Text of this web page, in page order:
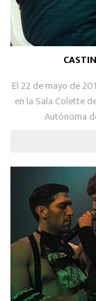
El 22 de mayo de
en la Sala Colette
Autónoma